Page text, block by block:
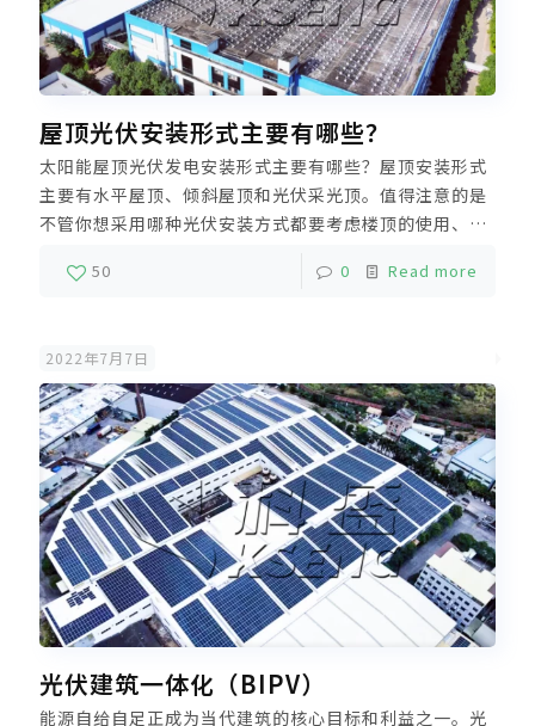
屋顶光伏安装形式主要有哪些？
太阳能屋顶光伏发电安装形式主要有哪些？屋顶安装形式
主要有水平屋顶、倾斜屋顶和光伏采光顶。值得注意的是
不管你想采用哪种光伏安装方式都要考虑楼顶的使用、排
水，抗风性能和发电量这几个方面的因素。屋顶安装分布
式光伏电站不占用土地资源，能产生绿色电力，装机规模
50 0 Read more
2022年7月7日
光伏建筑一体化（BIPV）
能源自给自足正成为当代建筑的核心目标和利益之一。光